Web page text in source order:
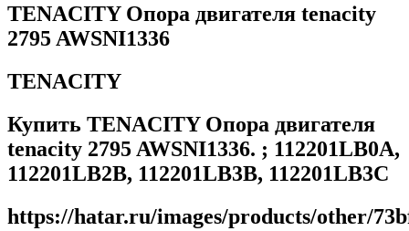
TENACITY Опора двигателя tenacity
2795 AWSNI1336
TENACITY
Купить TENACITY Опора двигателя
tenacity 2795 AWSNI1336. ; 112201LB0A,
112201LB2B, 112201LB3B, 112201LB3C
https://hatar.ru/images/products/other/